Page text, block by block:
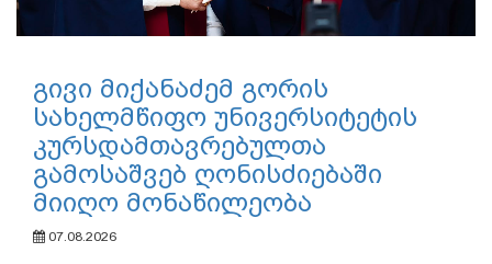
გივი მიქანაძემ გორის
სახელმწიფო უნივერსიტეტის
კურსდამთავრებულთა
გამოსაშვებ ღონისძიებაში
მიიღო მონაწილეობა
07.08.2026